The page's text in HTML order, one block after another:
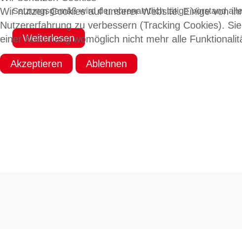
Satzungsgemäß wird der ehrenamtlich tätige Vorstand
Weiterlesen
Wir nutzen Cookies auf unserer Website. Einige von
Nutzererfahrung zu verbessern (Tracking Cookies).
einer Ablehnung womöglich nicht mehr alle
Akzeptieren
Ablehnen